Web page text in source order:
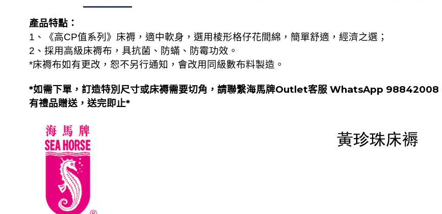
產品特點：
1、《高CP值系列》床褥，適中軟身，選用棱形格仔花間綿，簡單舒適，經濟之選；
2 、 採用高級床褥布，具抗菌、防蟎、防霉功效 。
*床褥布如有更改，恕不另行通知，會改用同級數布料製造。
*如需下單， 訂造特別尺寸或床褥需要切角， 請聯繫海馬牌Outlet客服 WhatsApp 98842008
有禮品贈送，送完即止*